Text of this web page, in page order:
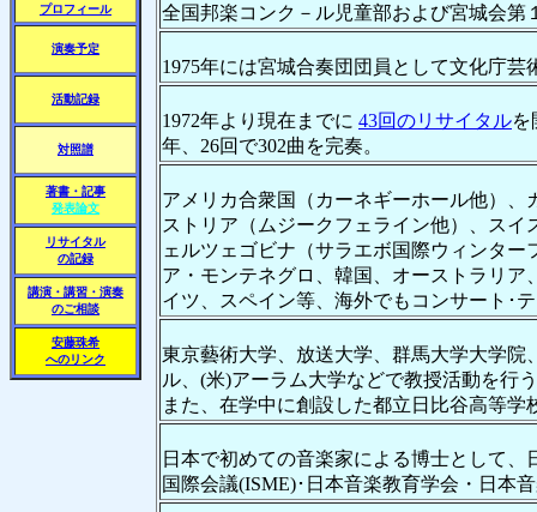
全国邦楽コンク－ル児童部および宮城会第
1975年には宮城合奏団団員として文化庁芸
1972年より現在までに 43回のリサイタルを
年、26回で302曲を完奏。
アメリカ合衆国（カーネギーホール他）
ストリア（ムジークフェライン他）、ス
ェルツェゴビナ（サラエボ国際ウィンタ
ア・モンテネグロ、韓国、オーストラリア
イツ、スペイン等、海外でもコンサート･
東京藝術大学、放送大学、群馬大学大学
ル、(米)アーラム大学などで教授活動を行
また、在学中に創設した都立日比谷高等
日本で初めての音楽家による博士として
国際会議(ISME)･日本音楽教育学会・日本
プロフィール
演奏予定
活動記録
対照譜
著書・記事
発表論文
リサイタル
の記録
講演・講習・演奏
のご相談
安藤珠希
へのリンク